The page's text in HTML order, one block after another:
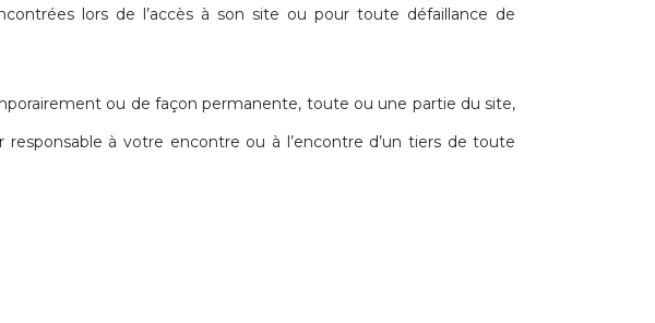
lors de l’accès à son site ou pour toute défaillance de
ou de façon permanente, toute ou une partie du site,
à votre encontre ou à l’encontre d’un tiers de toute